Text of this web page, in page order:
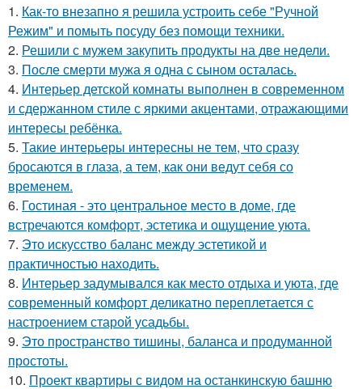
1. Как-то внезапно я решила устроить себе "Ручной
Режим" и помыть посуду без помощи техники.
2. Решили с мужем закупить продукты на две недели.
3. После смерти мужа я одна с сыном осталась.
4. Интерьер детской комнаты выполнен в современном
и сдержанном стиле с яркими акцентами, отражающими
интересы ребёнка.
5. Такие интерьеры интересны не тем, что сразу
бросаются в глаза, а тем, как они ведут себя со
временем.
6. Гостиная - это центральное место в доме, где
встречаются комфорт, эстетика и ощущение уюта.
7. Это искусство баланс между эстетикой и
практичностью находить.
8. Интерьер задумывался как место отдыха и уюта, где
современный комфорт деликатно переплетается с
настроением старой усадьбы.
9. Это пространство тишины, баланса и продуманной
простоты.
10. Проект квартиры с видом на останкинскую башню